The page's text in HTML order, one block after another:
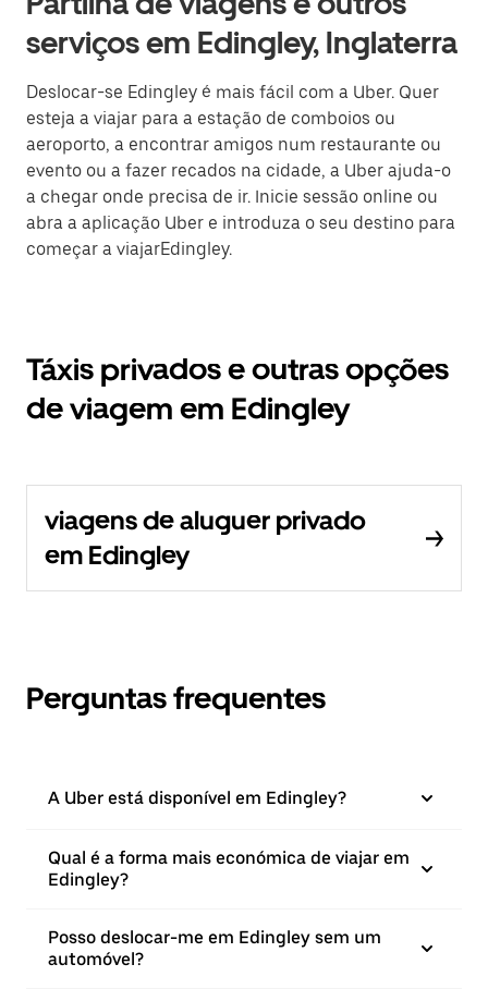
serviços em Edingley, Inglaterra
Deslocar-se Edingley é mais fácil com a Uber. Quer
esteja a viajar para a estação de comboios ou
aeroporto, a encontrar amigos num restaurante ou
evento ou a fazer recados na cidade, a Uber ajuda-o
a chegar onde precisa de ir. Inicie sessão online ou
abra a aplicação Uber e introduza o seu destino para
começar a viajarEdingley.
Táxis privados e outras opções
de viagem em Edingley
viagens de aluguer privado
em Edingley
Perguntas frequentes
A Uber está disponível em Edingley?
Qual é a forma mais económica de viajar em
Edingley?
Posso deslocar-me em Edingley sem um
automóvel?